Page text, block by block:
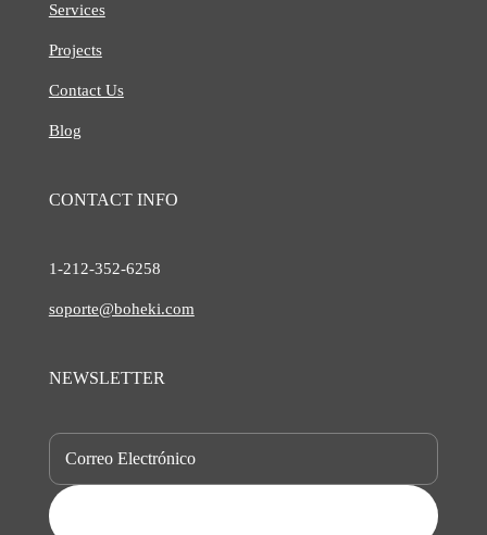
Services
Projects
Contact Us
Blog
CONTACT INFO
1-212-352-6258
soporte@boheki.com
NEWSLETTER